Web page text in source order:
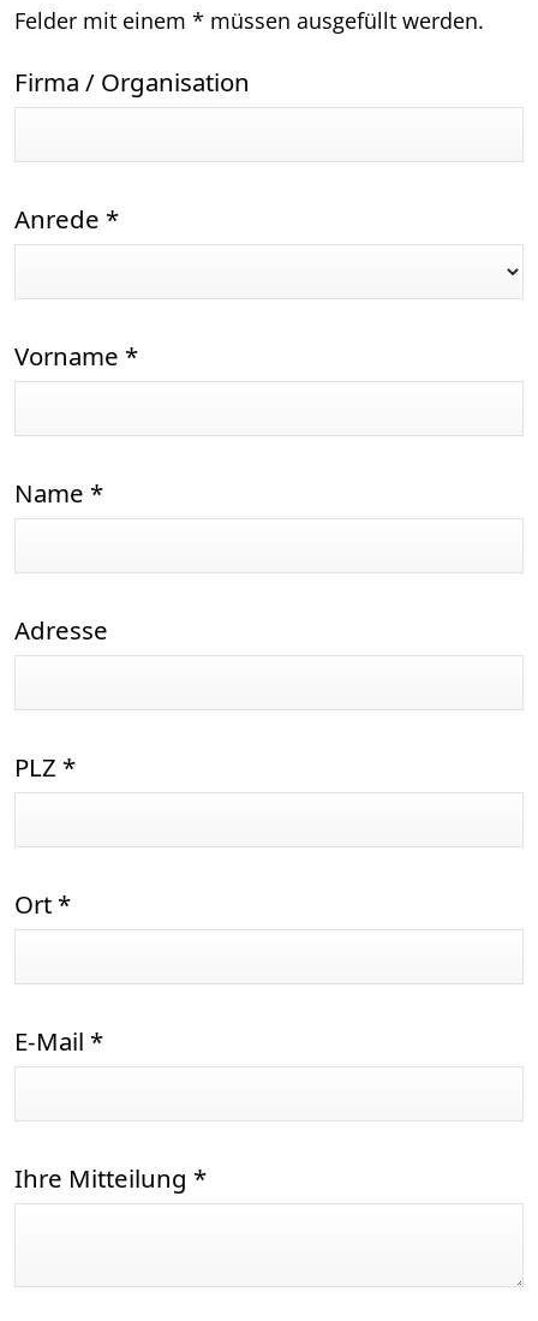
Felder mit einem * müssen ausgefüllt werden.
Firma / Organisation
Anrede *
Vorname *
Name *
Adresse
PLZ *
Ort *
E-Mail *
Ihre Mitteilung *